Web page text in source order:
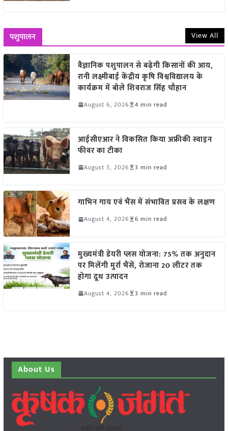
पशुपालन View All
वैज्ञानिक पशुपालन से बढ़ेगी किसानों की आय,
रानी लक्ष्मीबाई केंद्रीय कृषि विश्वविद्यालय के
कार्यक्रम में बोले शिवराज सिंह चौहान
August 6, 2026 4 min read
आईसीएआर ने विकसित किया अफ्रीकी स्वाइन
फीवर का टीका
August 5, 2026 3 min read
गाभिन गाय एवं भैंस में संभावित प्रसव के लक्षण
August 4, 2026 6 min read
मुख्यमंत्री डेयरी प्लस योजना: 75% तक अनुदान
पर मिलेंगी मुर्रा भैंसें, रोजाना 20 लीटर तक
होगा दूध उत्पादन
August 4, 2026 3 min read
About Us